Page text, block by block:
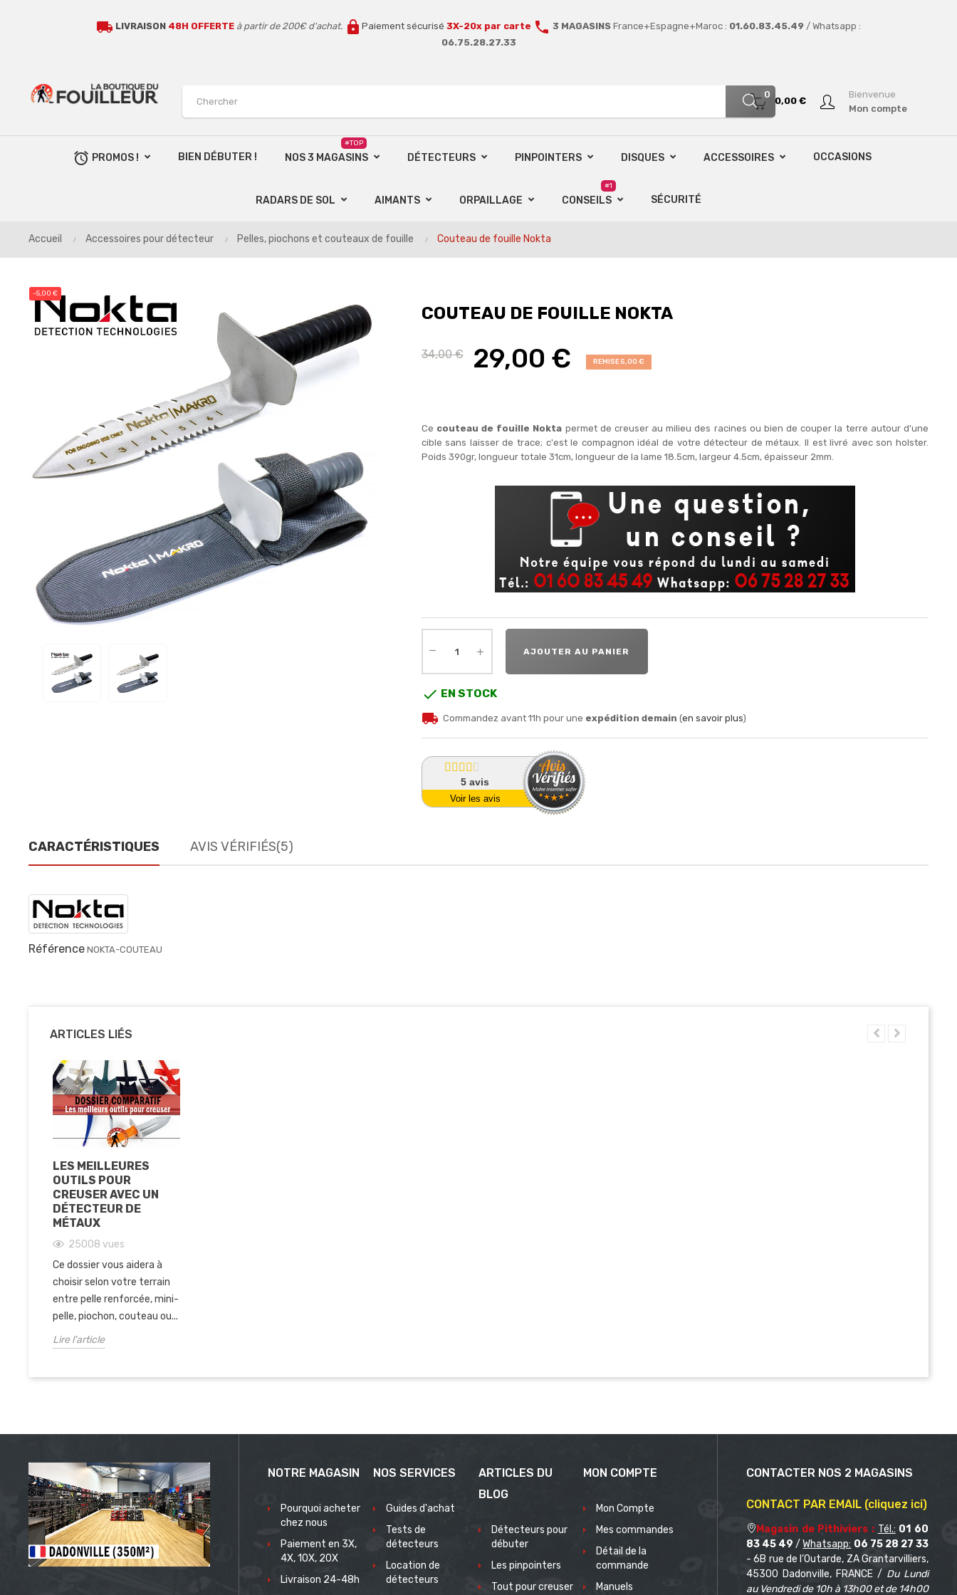
local_shipping LIVRAISON 48H OFFERTE à partir de 200€ d'achat. lock Paiement sécurisé 3X-20x par carte call 3 MAGASINS France+Espagne+Maroc : 01.60.83.45.49 / Whatsapp :
06.75.28.27.33
0
0,00 €
Bienvenue
Mon compte
alarm PROMOS ! BIEN DÉBUTER ! NOS 3 MAGASINS
#TOP
DÉTECTEURS PINPOINTERS DISQUES ACCESSOIRES OCCASIONS
RADARS DE SOL AIMANTS ORPAILLAGE CONSEILS
#1
SÉCURITÉ
Accueil Accessoires pour détecteur Pelles, piochons et couteaux de fouille Couteau de fouille Nokta
-5,00 €
COUTEAU DE FOUILLE NOKTA
34,00 € 29,00 € REMISE 5,00 €
Ce couteau de fouille Nokta permet de creuser au milieu des racines ou bien de couper la terre autour d'une
cible sans laisser de trace; c'est le compagnon idéal de votre détecteur de métaux. Il est livré avec son holster.
Poids 390gr, longueur totale 31cm, longueur de la lame 18.5cm, largeur 4.5cm, épaisseur 2mm.
AJOUTER AU PANIER
 EN STOCK
local_shipping Commandez avant 11h pour une expédition demain (en savoir plus)
5 avis
Voir les avis
CARACTÉRISTIQUES AVIS VÉRIFIÉS(5)
Référence NOKTA-COUTEAU
ARTICLES LIÉS
LES MEILLEURES
OUTILS POUR
CREUSER AVEC UN
DÉTECTEUR DE
MÉTAUX
25008 vues
Ce dossier vous aidera à
choisir selon votre terrain
entre pelle renforcée, mini-
pelle, piochon, couteau ou...
Lire l'article
CONTACTER NOS 2 MAGASINS
CONTACT PAR EMAIL (cliquez ici)
Magasin de Pithiviers : Tél.: 01 60
83 45 49 /Whatsapp: 06 75 28 27 33
- 6B rue de l’Outarde, ZA Grantarvilliers,
45300 Dadonville, FRANCE / Du Lundi
au Vendredi de 10h à 13h00 et de 14h00
NOTRE MAGASIN
Pourquoi acheter
chez nous
Paiement en 3X,
4X, 10X, 20X
Livraison 24-48h
NOS SERVICES
Guides d'achat
Tests de
détecteurs
Location de
détecteurs
ARTICLES DU
BLOG
Détecteurs pour
débuter
Les pinpointers
Tout pour creuser
MON COMPTE
Mon Compte
Mes commandes
Détail de la
commande
Manuels